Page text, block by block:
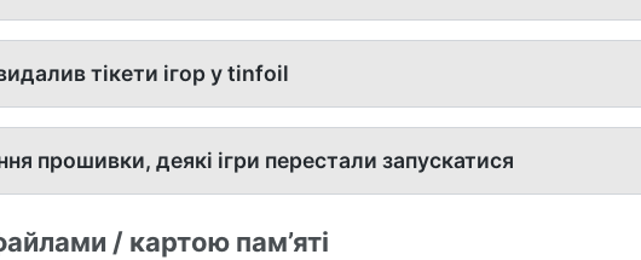
тікети ігор у tinfoil
прошивки, деякі ігри перестали запускатися
/ картою пам’яті